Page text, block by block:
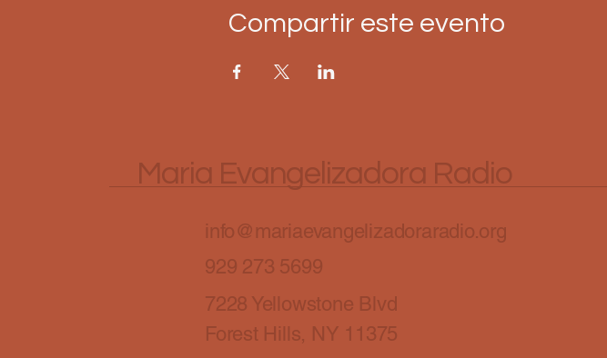
Compartir este evento
Maria Evangelizadora Radio
info@mariaevangelizadoraradio.org
929 273 5699
7228 Yellowstone Blvd
Forest Hills, NY 11375